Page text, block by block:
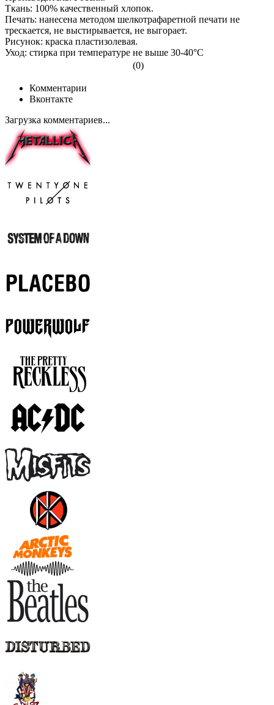
Ткань: 100% качественный хлопок.
Печать: нанесена методом шелкотрафаретной печати не
трескается, не выстирывается, не выгорает.
Рисунок: краска пластизолевая.
Уход: стирка при температуре не выше 30-40°С
(0)
Комментарии
Вконтакте
Загрузка комментариев...